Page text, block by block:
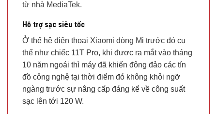
từ nhà MediaTek.
Hỗ trợ sạc siêu tốc
Ở thế hệ điện thoại Xiaomi dòng Mi trước đó cụ
thể như chiếc 11T Pro, khi được ra mắt vào tháng
10 năm ngoái thì máy đã khiến đông đảo các tín
đồ công nghệ tại thời điểm đó không khỏi ngỡ
ngàng trước sự nâng cấp đáng kể về công suất
sạc lên tới 120 W.